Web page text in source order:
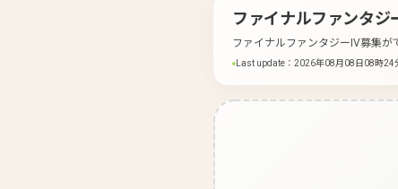
ファイナルファンタジ
ファイナルファンタジーIV募集が
Last update ： 2026年08月08日08時24